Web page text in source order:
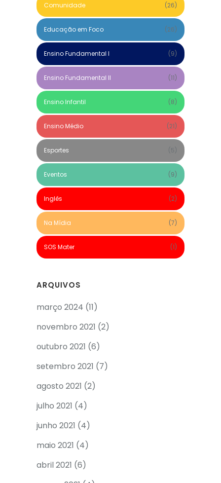
Comunidade (26)
Educação em Foco (26)
Ensino Fundamental I (9)
Ensino Fundamental II (11)
Ensino Infantil (8)
Ensino Médio (21)
Esportes (5)
Eventos (9)
Inglês (2)
Na Mídia (7)
SOS Mater (1)
ARQUIVOS
março 2024 (11)
novembro 2021 (2)
outubro 2021 (6)
setembro 2021 (7)
agosto 2021 (2)
julho 2021 (4)
junho 2021 (4)
maio 2021 (4)
abril 2021 (6)